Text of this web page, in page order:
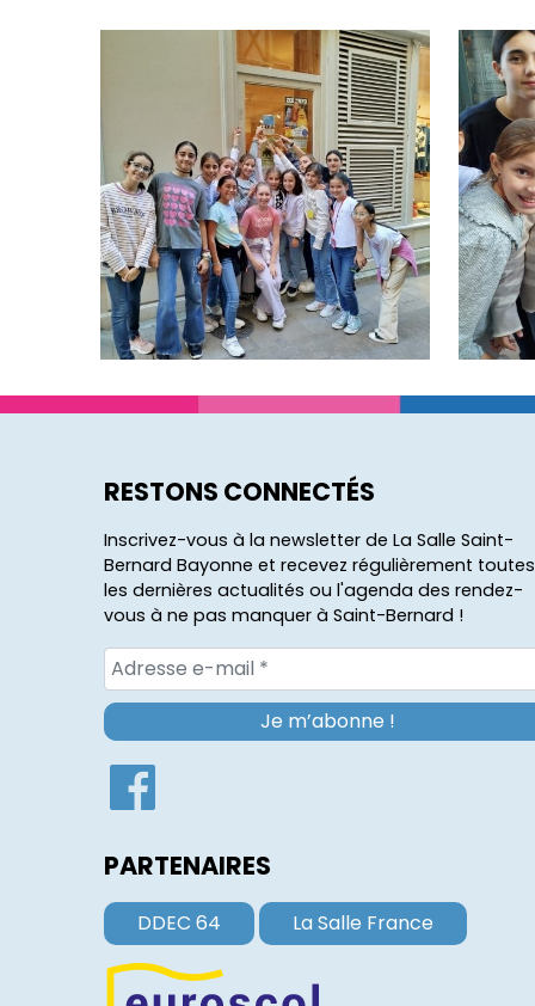
RESTONS CONNECTÉS
Inscrivez-vous à la newsletter de La Salle Saint-
Bernard Bayonne et recevez régulièrement toutes
les dernières actualités ou l'agenda des rendez-
vous à ne pas manquer à Saint-Bernard !
PARTENAIRES
DDEC 64 La Salle France